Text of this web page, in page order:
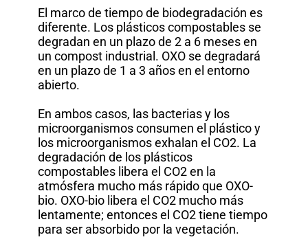
El marco de tiempo de biodegradación es
diferente. Los plásticos compostables se
degradan en un plazo de 2 a 6 meses en
un compost industrial. OXO se degradará
en un plazo de 1 a 3 años en el entorno
abierto.
En ambos casos, las bacterias y los
microorganismos consumen el plástico y
los microorganismos exhalan el CO2. La
degradación de los plásticos
compostables libera el CO2 en la
atmósfera mucho más rápido que OXO-
bio. OXO-bio libera el CO2 mucho más
lentamente; entonces el CO2 tiene tiempo
para ser absorbido por la vegetación.